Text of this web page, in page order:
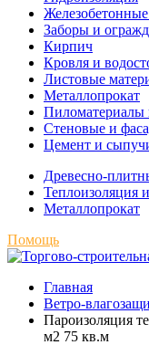
Заборы и
Кирпич
Кровля и
Листовые
Металлопрокат
Пиломатериалы
Стеновые и
Цемент и
Древесно-
Теплоизоляция
Металлопрокат
Помощь
Главная
Ветро-
Пароизоляция
м2 75 кв.м